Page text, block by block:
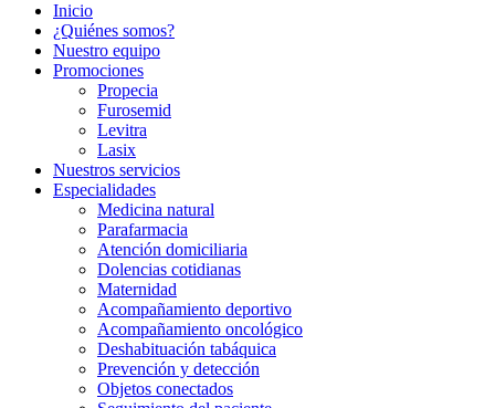
Inicio
¿Quiénes somos?
Nuestro equipo
Promociones
Propecia
Furosemid
Levitra
Lasix
Nuestros servicios
Especialidades
Medicina natural
Parafarmacia
Atención domiciliaria
Dolencias cotidianas
Maternidad
Acompañamiento deportivo
Acompañamiento oncológico
Deshabituación tabáquica
Prevención y detección
Objetos conectados